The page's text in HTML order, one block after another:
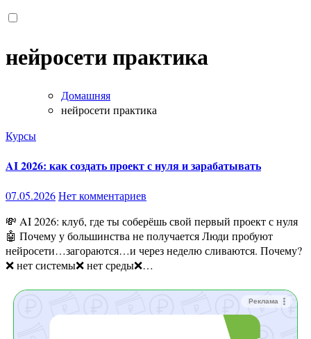
нейросети практика
Домашняя
нейросети практика
Курсы
AI 2026: как создать проект с нуля и зарабатывать
07.05.2026Нет комментариев
💸 AI 2026: клуб, где ты соберёшь свой первый проект с нуля
🤖 Почему у большинства не получается Люди пробуют
нейросети…загораются…и через неделю сливаются. Почему?
❌ нет системы❌ нет среды❌…
Реклама